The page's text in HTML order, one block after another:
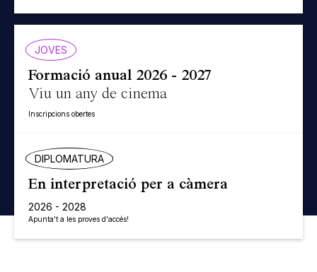
JOVES
Formació anual 2026 - 2027
Viu un any de cinema
Inscripcions obertes
DIPLOMATURA
En interpretació per a càmera
2026 - 2028
Apunta't a les proves d'accés!